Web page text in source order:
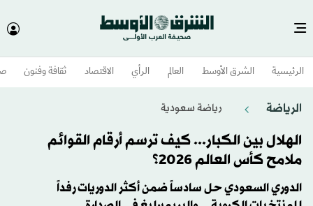
الرئيسية الشرق الأوسط​ العالم الرأي الاقتصاد ثقافة وفنون
الرياضة رياضة سعودية
الهلال بين الكبار... كيف ترسم أرقام القوائم
ملامح كأس العالم 2026؟
الدوري السعودي حل سادساً ضمن أكثر الدوريات رفداً